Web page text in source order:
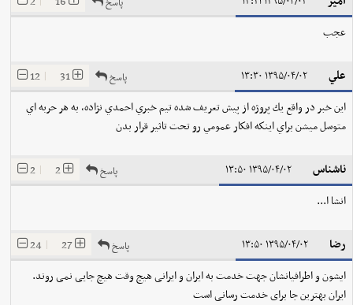
عجب
علي ۱۳۹۵/۰۴/۰۲ ۱۳:۳۰ 31
|
12 پاسخ
اين خبر در واقع يك پروژه از پيش تعريف شده تيم خبري احمدي نژاده، به هر حربه اي
متوسل ميشن براي اينكه افكار عمومي رو تحت تاثير قرار بدن
ناشناس ۱۳۹۵/۰۴/۰۲ ۱۳:۵۰ 2
|
2 پاسخ
انشا ا...
رضا ۱۳۹۵/۰۴/۰۲ ۱۳:۵۰ 27
|
24 پاسخ
ایشون و اطرافیانشان جهت خدمت به ایران و ایرانی هیچ وقت هیچ جایی نمی روند.
ایران بهترین جا برای خدمت رسانی است